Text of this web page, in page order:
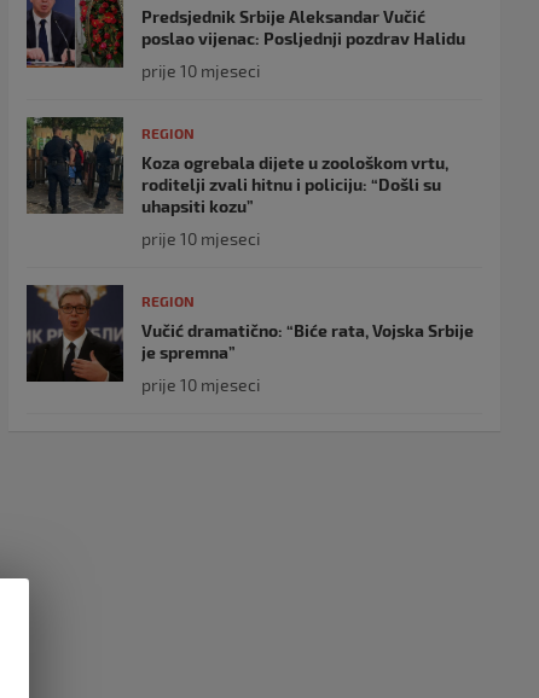
Predsjednik Srbije Aleksandar Vučić
poslao vijenac: Posljednji pozdrav Halidu
prije 10 mjeseci
REGION
Koza ogrebala dijete u zoološkom vrtu,
roditelji zvali hitnu i policiju: “Došli su
uhapsiti kozu”
prije 10 mjeseci
REGION
Vučić dramatično: “Biće rata, Vojska Srbije
je spremna”
prije 10 mjeseci